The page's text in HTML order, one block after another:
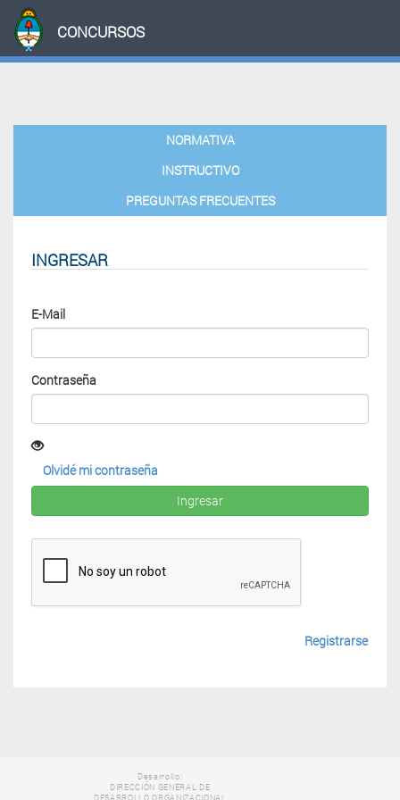
CONCURSOS
NORMATIVA
INSTRUCTIVO
PREGUNTAS FRECUENTES
INGRESAR
E-Mail
Contraseña
Olvidé mi contraseña
Ingresar
Registrarse
Desarrollo:
DIRECCIÓN GENERAL DE
DESARROLLO ORGANIZACIONAL